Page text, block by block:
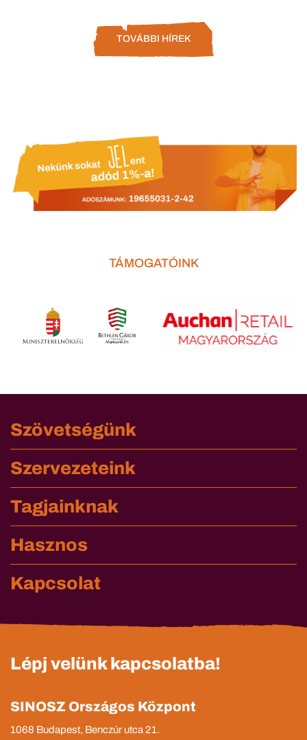
TOVÁBBI HÍREK
TÁMOGATÓINK
Szövetségünk
Szervezeteink
Tagjainknak
Hasznos
Kapcsolat
Lépj velünk kapcsolatba!
SINOSZ Országos Központ
1068 Budapest, Benczúr utca 21.